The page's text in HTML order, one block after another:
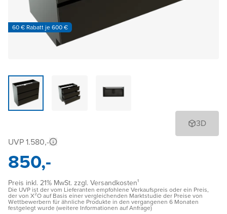
60 € Rabatt je 600 €
3D
UVP 1.580,-
850,-
Preis inkl. 21% MwSt. zzgl. Versandkosten¹
Die UVP ist der vom Lieferanten empfohlene Verkaufspreis oder ein Preis,
der von X²O auf Basis einer vergleichenden Marktstudie der Preise von
Wettbewerbern für ähnliche Produkte in den vergangenen 6 Monaten
festgelegt wurde (weitere Informationen auf Anfrage)